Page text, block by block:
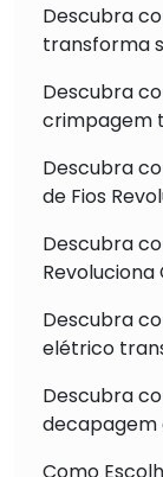
Descubra
transforma
Descubra
crimpagem
Descubra
de Fios
Descubra
Revoluciona
Descubra
elétrico
Descubra
decapagem
Como